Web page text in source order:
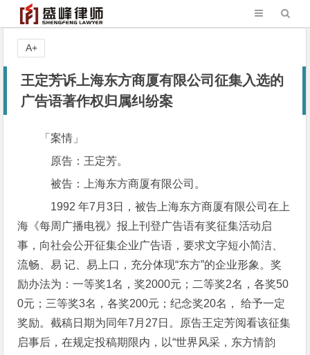
王定芳诉上海东方商厦有限公司征集入选的
广告语著作权归属纠纷案
「案情」
原告：王定芳。
被告：上海东方商厦有限公司。
1992 年7月3日，被告上海东方商厦有限公司在上
海《每周广播电视》报上刊登广告语有奖征集活动启
事，向社会公开征集企业广告语，要求文字短小简洁、
流畅、易 记、易上口，充分体现“东方”的企业形象。奖
励办法为：一等奖1名，奖2000元；二等奖2名，各奖50
0元；三等奖3名，各奖200元；纪念奖20名， 给予一定
奖励。截稿日期为同年7月27日。原告王定芳阅看该征集
启事后，在规定投稿期限内，以“世界风采，东方情韵
A+